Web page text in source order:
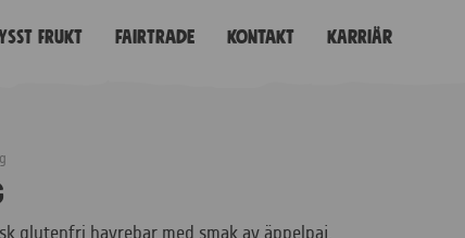
frukt Fairtrade Kontakt Karriär
glutenfri havrebar med smak av äppelpaj.